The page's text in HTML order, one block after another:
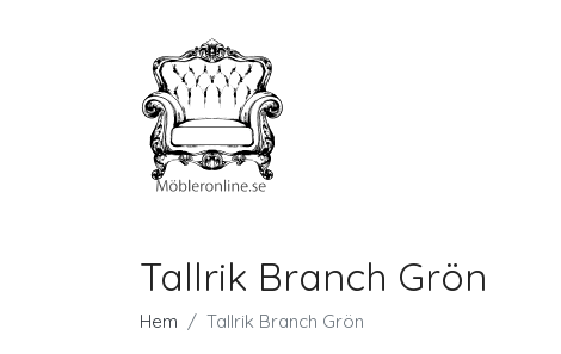
Tallrik Branch Grön
Hem Tallrik Branch Grön